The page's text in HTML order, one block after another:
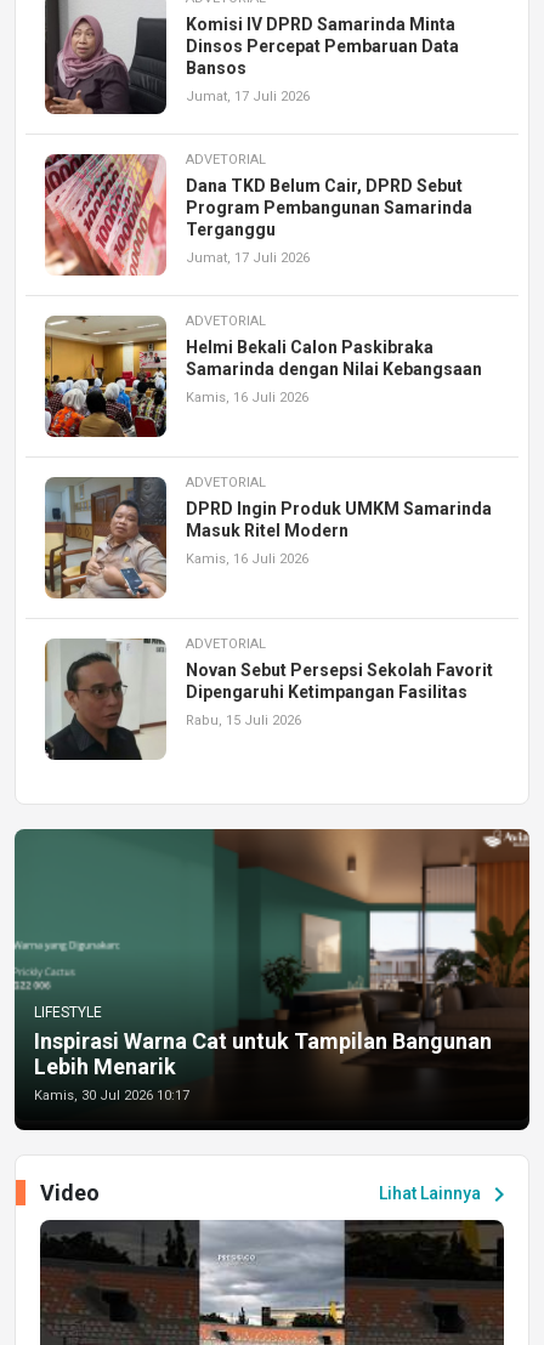
Komisi IV DPRD Samarinda Minta
Dinsos Percepat Pembaruan Data
Bansos
Jumat, 17 Juli 2026
ADVETORIAL
Dana TKD Belum Cair, DPRD Sebut
Program Pembangunan Samarinda
Terganggu
Jumat, 17 Juli 2026
ADVETORIAL
Helmi Bekali Calon Paskibraka
Samarinda dengan Nilai Kebangsaan
Kamis, 16 Juli 2026
ADVETORIAL
DPRD Ingin Produk UMKM Samarinda
Masuk Ritel Modern
Kamis, 16 Juli 2026
ADVETORIAL
Novan Sebut Persepsi Sekolah Favorit
Dipengaruhi Ketimpangan Fasilitas
Rabu, 15 Juli 2026
LIFESTYLE
Inspirasi Warna Cat untuk Tampilan Bangunan
Lebih Menarik
Kamis, 30 Jul 2026 10:17
Lihat Lainnya chevron_right
Video